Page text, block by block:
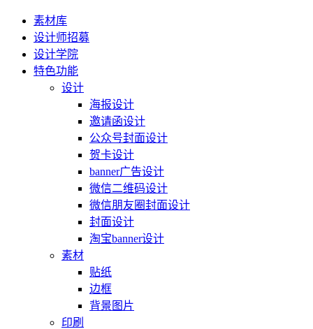
素材库
设计师招募
设计学院
特色功能
设计
海报设计
邀请函设计
公众号封面设计
贺卡设计
banner广告设计
微信二维码设计
微信朋友圈封面设计
封面设计
淘宝banner设计
素材
贴纸
边框
背景图片
印刷